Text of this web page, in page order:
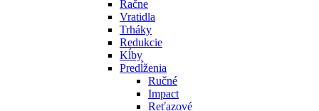
Račne
Vratidla
Trháky
Redukcie
Kĺby
Predĺženia
Ručné
Impact
Reťazové